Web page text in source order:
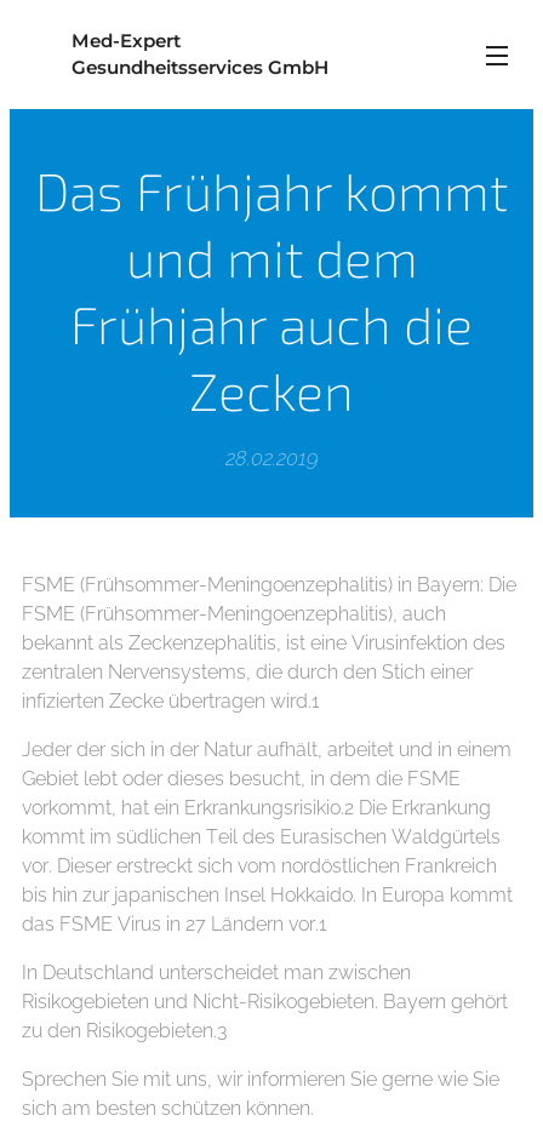
Med-Expert
Gesundheitsservices GmbH
Das Frühjahr kommt
und mit dem
Frühjahr auch die
Zecken
28.02.2019
FSME (Frühsommer-Meningoenzephalitis) in Bayern: Die
FSME (Frühsommer-Meningoenzephalitis), auch
bekannt als Zeckenzephalitis, ist eine Virusinfektion des
zentralen Nervensystems, die durch den Stich einer
infizierten Zecke übertragen wird.1
Jeder der sich in der Natur aufhält, arbeitet und in einem
Gebiet lebt oder dieses besucht, in dem die FSME
vorkommt, hat ein Erkrankungsrisikio.2 Die Erkrankung
kommt im südlichen Teil des Eurasischen Waldgürtels
vor. Dieser erstreckt sich vom nordöstlichen Frankreich
bis hin zur japanischen Insel Hokkaido. In Europa kommt
das FSME Virus in 27 Ländern vor.1
In Deutschland unterscheidet man zwischen
Risikogebieten und Nicht-Risikogebieten. Bayern gehört
zu den Risikogebieten.3
Sprechen Sie mit uns, wir informieren Sie gerne wie Sie
sich am besten schützen können.